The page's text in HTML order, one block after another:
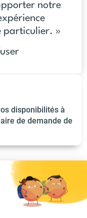
notre
particulier. »
disponibilités à
de demande de